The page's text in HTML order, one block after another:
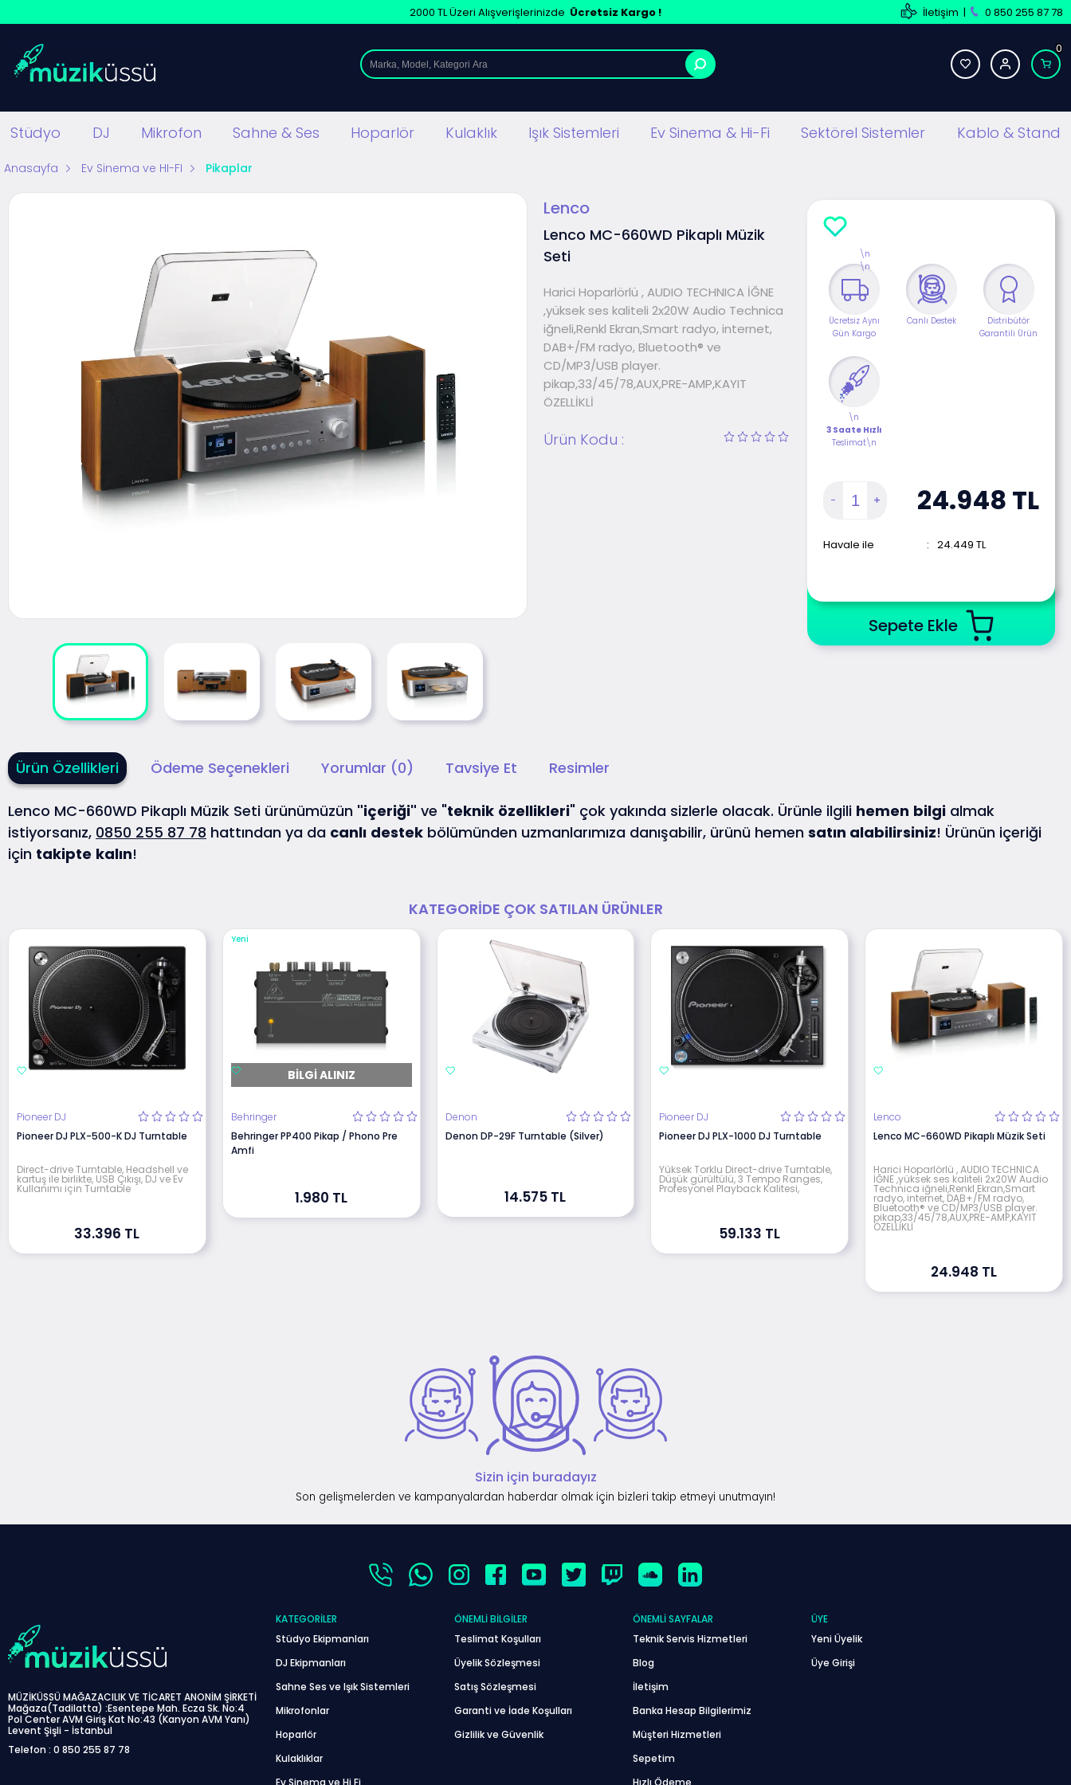
2000 TL Üzeri Alışverişlerinizde Ücretsiz Kargo ! İletişim | 0 850 255 87 78
0
Stüdyo DJ Mikrofon Sahne & Ses Hoparlör Kulaklık Işık Sistemleri Ev Sinema & Hi-Fi Sektörel Sistemler Kablo & Stand
Anasayfa Ev Sinema ve HI-FI Pikaplar
Lenco
Lenco MC-660WD Pikaplı Müzik
Seti
Harici Hoparlörlü , AUDIO TECHNICA İĞNE
,yüksek ses kaliteli 2x20W Audio Technica
iğneli,Renkl Ekran,Smart radyo, internet,
DAB+/FM radyo, Bluetooth® ve
CD/MP3/USB player.
pikap,33/45/78,AUX,PRE-AMP,KAYIT
ÖZELLİKLİ
Ürün Kodu :
Ücretsiz Aynı
Gün Kargo
Canlı Destek
Distribütör
Garantili Ürün
\n
3 Saate Hızlı
Teslimat\n
\n
\n
24.948 TL
Havale ile : 24.449 TL
Sepete Ekle
Ürün Özellikleri Ödeme Seçenekleri Yorumlar (0) Tavsiye Et Resimler
Lenco MC-660WD Pikaplı Müzik Seti ürünümüzün "içeriği" ve "teknik özellikleri" çok yakında sizlerle olacak. Ürünle ilgili hemen bilgi almak
istiyorsanız, 0850 255 87 78 hattından ya da canlı destek bölümünden uzmanlarımıza danışabilir, ürünü hemen satın alabilirsiniz! Ürünün içeriği
için takipte kalın!
KATEGORIDE ÇOK SATILAN ÜRÜNLER
Pioneer DJ
Pioneer DJ PLX-500-K DJ Turntable
Direct-drive Turntable, Headshell ve
kartuş ile birlikte, USB Çıkışı, DJ ve Ev
Kullanımı için Turntable
33.396 TL
Yeni
BILGI ALINIZ
Behringer
Behringer PP400 Pikap / Phono Pre
Amfi
1.980 TL
Denon
Denon DP-29F Turntable (Silver)
14.575 TL
Pioneer DJ
Pioneer DJ PLX-1000 DJ Turntable
Yüksek Torklu Direct-drive Turntable,
Düşük gürültülü, 3 Tempo Ranges,
Profesyonel Playback Kalitesi,
59.133 TL
Lenco
Lenco MC-660WD Pikaplı Müzik Seti
Harici Hoparlörlü , AUDIO TECHNICA
İĞNE ,yüksek ses kaliteli 2x20W Audio
Technica iğneli,Renkl Ekran,Smart
radyo, internet, DAB+/FM radyo,
Bluetooth® ve CD/MP3/USB player.
pikap,33/45/78,AUX,PRE-AMP,KAYIT
ÖZELLİKLİ
24.948 TL
Sizin için buradayız
Son gelişmelerden ve kampanyalardan haberdar olmak için bizleri takip etmeyi unutmayın!
MÜZİKÜSSÜ MAĞAZACILIK VE TİCARET ANONİM ŞİRKETİ
Mağaza(Tadilatta) :Esentepe Mah. Ecza Sk. No:4
Pol Center AVM Giriş Kat No:43 (Kanyon AVM Yanı)
Levent Şişli - İstanbul
Telefon : 0 850 255 87 78
KATEGORILER
Stüdyo Ekipmanları
DJ Ekipmanları
Sahne Ses ve Işık Sistemleri
Mikrofonlar
Hoparlör
Kulaklıklar
ÖNEMLI BILGILER
Teslimat Koşulları
Üyelik Sözleşmesi
Satış Sözleşmesi
Garanti ve İade Koşulları
Gizlilik ve Güvenlik
ÖNEMLI SAYFALAR
Teknik Servis Hizmetleri
Blog
İletişim
Banka Hesap Bilgilerimiz
Müşteri Hizmetleri
Sepetim
ÜYE
Yeni Üyelik
Üye Girişi